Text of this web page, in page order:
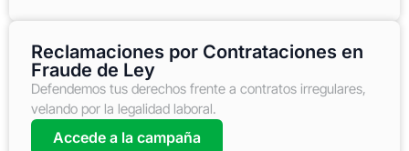
Reclamaciones por Contrataciones en
Fraude de Ley
Defendemos tus derechos frente a contratos irregulares,
velando por la legalidad laboral.
Accede a la campaña